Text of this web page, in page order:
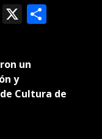
Email
X
un
y
Cultura de